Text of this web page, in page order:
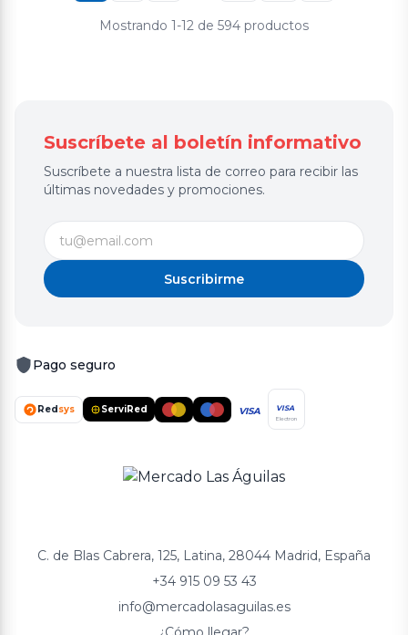
Mostrando 1-12 de 594 productos
Suscríbete al boletín informativo
Suscríbete a nuestra lista de correo para recibir las
últimas novedades y promociones.
Suscribirme
Pago seguro
Redsys ServiRed VISA VISA
Electron
C. de Blas Cabrera, 125, Latina, 28044 Madrid, España
+34 915 09 53 43
info@mercadolasaguilas.es